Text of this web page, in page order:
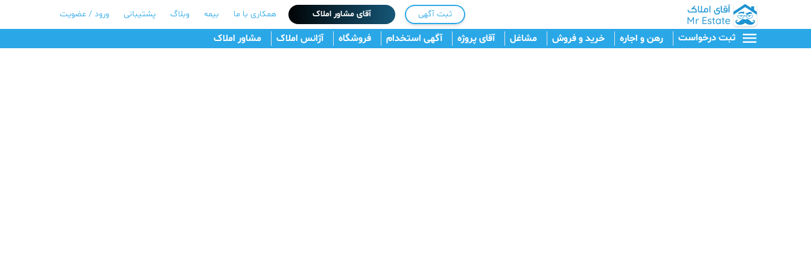
ثبت آگهی آقای مشاور املاک همکاری با ما بیمه وبلاگ پشتیبانی ورود / عضویت
ثبت درخواست رهن و اجاره خرید و فروش مشاغل آقای پروژه آگهی استخدام فروشگاه آژانس املاک مشاور املاک